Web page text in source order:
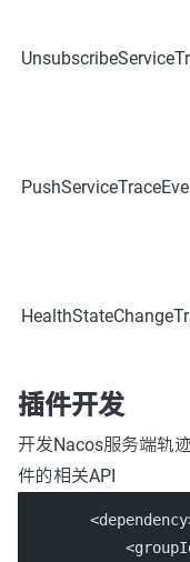
插件开发
开发Nacos服务端轨
件的相关API
        <
dependency
            <